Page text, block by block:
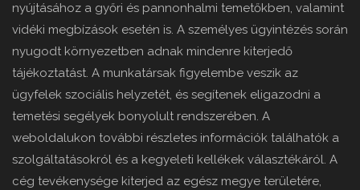
nyújtásához a győri és pannonhalmi temetőkben, valamint
vidéki megbízások esetén is. A személyes ügyintézés során
nyugodt környezetben adnak mindenre kiterjedő
tájékoztatást. A munkatársak figyelembe veszik az
ügyfelek szociális helyzetét, és segítenek eligazodni a
temetési segélyek bonyolult rendszerében. A
weboldalukon további részletes információk találhatók a
szolgáltatásokról és a kegyeleti kellékek választékáról. A
cég tevékenysége kiterjed az egész megye területére,